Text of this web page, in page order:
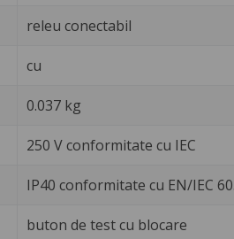
releu conectabil
cu
0.037 kg
250 V conformitate cu IEC
IP40 conformitate cu EN/IEC
buton de test cu blocare